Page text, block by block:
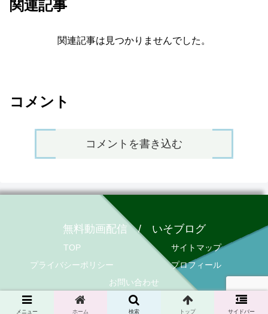
関連記事
関連記事は見つかりませんでした。
コメント
コメントを書き込む
無料動画配信 / いそブログ
TOP
サイトマップ
プライバシーポリシー
プロフィール
お問い合わせ
© 2020 無料動画配信 / いそブログ.
メニュー ホーム 検索 トップ サイドバー